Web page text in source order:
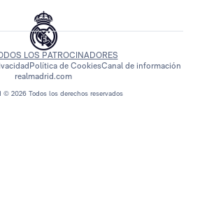
© 2026 Todos los derechos reservados
LOS PATROCINADORES
Política de CookiesCanal de información
realmadrid.com